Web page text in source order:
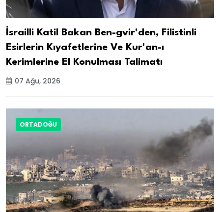
İsrailli Katil Bakan Ben-gvir'den, Filistinli
Esirlerin Kıyafetlerine Ve Kur'an-ı
Kerimlerine El Konulması Talimatı
07 Ağu, 2026
ORTADOĞU